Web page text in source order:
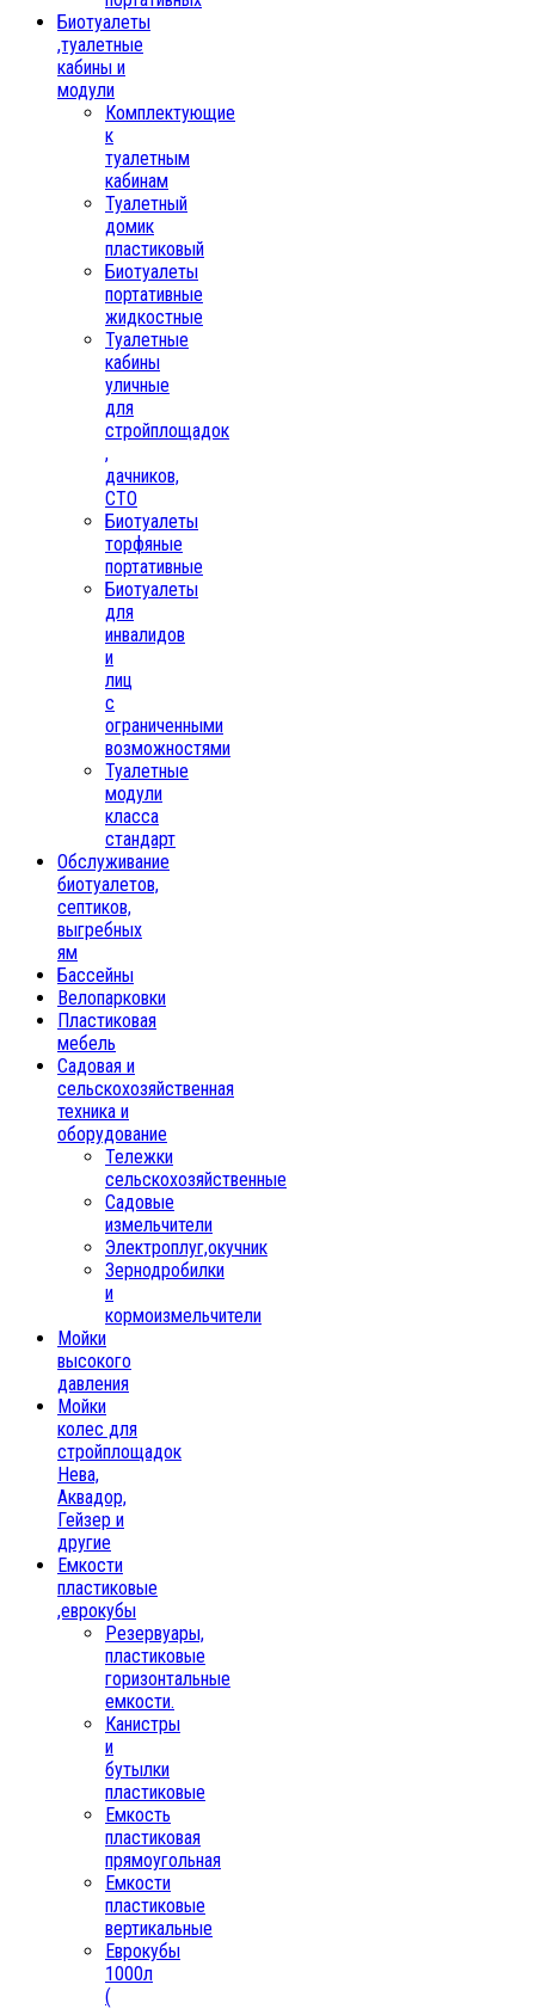
Биотуалеты
,туалетные
кабины и
модули
Комплектующие
к
туалетным
кабинам
Туалетный
домик
пластиковый
Биотуалеты
портативные
жидкостные
Туалетные
кабины
уличные
для
стройплощадок
,
дачников,
СТО
Биотуалеты
торфяные
портативные
Биотуалеты
для
инвалидов
и
лиц
с
ограниченными
возможностями
Туалетные
модули
класса
стандарт
Обслуживание
биотуалетов,
септиков,
выгребных
ям
Бассейны
Велопарковки
Пластиковая
мебель
Садовая и
сельскохозяйственная
техника и
оборудование
Тележки
сельскохозяйственные
Садовые
измельчители
Электроплуг,окучник
Зернодробилки
и
кормоизмельчители
Мойки
высокого
давления
Мойки
колес для
стройплощадок
Нева,
Аквадор,
Гейзер и
другие
Емкости
пластиковые
,еврокубы
Резервуары,
пластиковые
горизонтальные
емкости.
Канистры
и
бутылки
пластиковые
Емкость
пластиковая
прямоугольная
Емкости
пластиковые
вертикальные
Еврокубы
1000л
(